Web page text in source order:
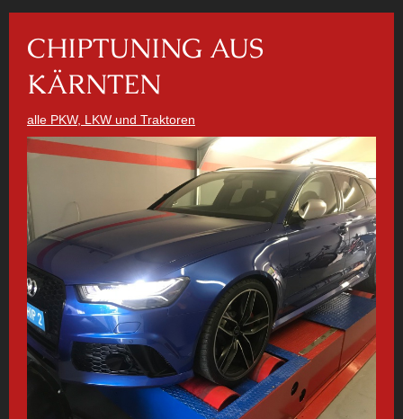
CHIPTUNING AUS
KÄRNTEN
alle PKW, LKW und Traktoren